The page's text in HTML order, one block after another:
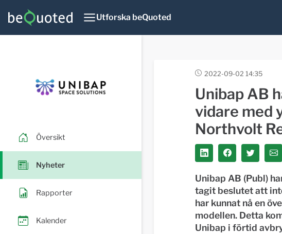
Utforska beQuoted
Översikt
Nyheter
Rapporter
Kalender
2022-09-02 14:35
Unibap AB
vidare med
Northvolt
Unibap AB (Publ)
tagit beslutet att
har kunnat nå en
modellen. Detta
Unibap i förtid